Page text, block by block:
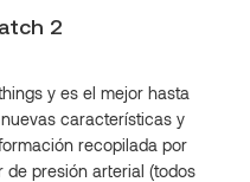
2
y es el mejor hasta
características y
recopilada por
de presión arterial (todos